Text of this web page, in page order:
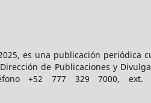
es una publicación periódica
de Publicaciones y
+52 777 329 7000,